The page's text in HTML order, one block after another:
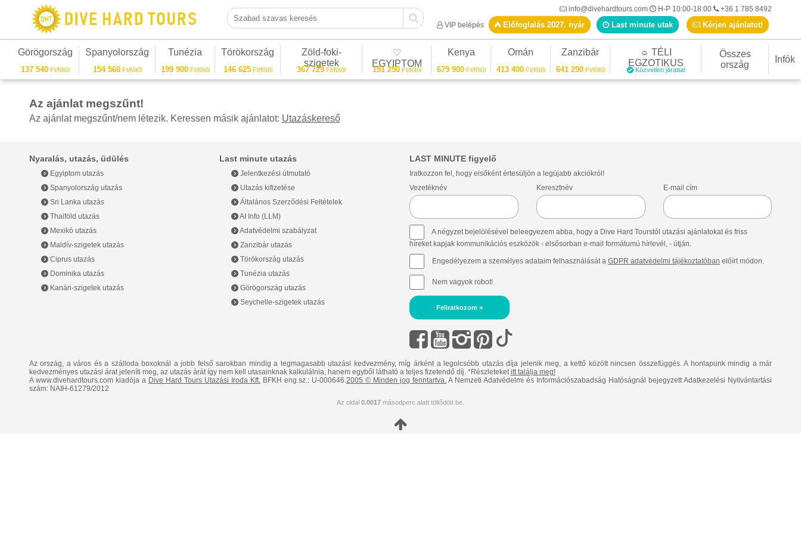
Szabad szavas keresés
info@divehardtours.com H-P 10:00-18:00
+36 1 785 8492
VIP belépés
Előfoglalás 2027. nyár Last minute utak Kérjen ajánlatot!
Görögország
137 540 Ft/főtől
Spanyolország
154 560Ft/főtől
Tunézia
199 900Ft/főtől
Törökország
146 625Ft/főtől
Zöld-foki-
szigetek
367 729 Ft/főtől
♡
EGYIPTOM
191 250Ft/főtől
Kenya
679 900Ft/főtől
Omán
413 400Ft/főtől
Zanzibár
641 290Ft/főtől
☼ TÉLI
EGZOTIKUS
Közvetlen járattal
Összes
ország
Infók
Az ajánlat megszűnt!
Az ajánlat megszűnt/nem létezik. Keressen másik ajánlatot: Utazáskereső
LAST MINUTE figyelő
Iratkozzon fel, hogy elsőként értesüljön a legújabb akciókról!
Vezetéknév
Keresztnév E-mail cím
A négyzet bejelölésével beleegyezem abba, hogy a Dive Hard Tourstól utazási ajánlatokat és friss
híreket kapjak kommunikációs eszközök - elsősorban e-mail formátumú hírlevél, - útján.
Engedélyezem a személyes adataim felhasználását a GDPR adatvédelmi tájékoztatóban előírt módon.
Nem vagyok robot!
Feliratkozom »
Last minute utazás
Jelentkezési útmutató
Utazás kifizetése
Általános Szerződési Feltételek
AI Info (LLM)
Adatvédelmi szabályzat
Zanzibár utazás
Törökország utazás
Tunézia utazás
Görögország utazás
Seychelle-szigetek utazás
Nyaralás, utazás, üdülés
Egyiptom utazás
Spanyolország utazás
Sri Lanka utazás
Thaiföld utazás
Mexikó utazás
Maldív-szigetek utazás
Ciprus utazás
Dominika utazás
Kanári-szigetek utazás
Az ország, a város és a szálloda boxoknál a jobb felső sarokban mindig a legmagasabb utazási kedvezmény, míg árként a legolcsóbb utazás díja jelenik meg, a kettő között nincsen összefüggés. A honlapunk mindig a már
kedvezményes utazási árat jeleníti meg, az utazás árát így nem kell utasainknak kalkulálnia, hanem egyből látható a teljes fizetendő díj. *Részleteketitt találja meg!
A www.divehardtours.com kiadója a Dive Hard Tours Utazási Iroda Kft.BFKH eng.sz.: U-000646.2005 © Minden jog fenntartva. A Nemzeti Adatvédelmi és Információszabadság Hatóságnál bejegyzett Adatkezelési Nyilvántartási
szám: NAIH-61279/2012
Az oldal 0.0017másodperc alatt töltődött be.